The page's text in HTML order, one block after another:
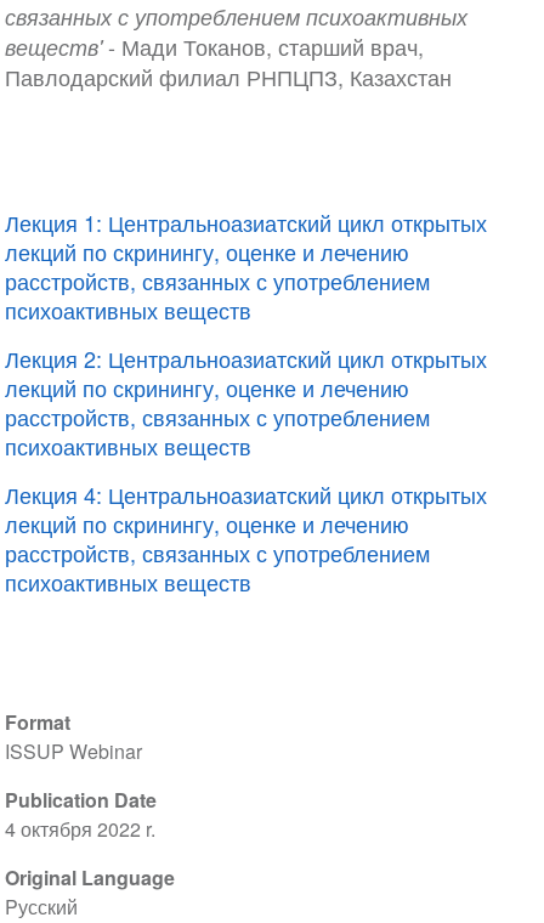
Format
ISSUP Webinar
Publication Date
4 октября 2022 r.
Original Language
Pусский
связанных с употреблением психоактивных
веществ'- Мади Токанов, старший врач,
Павлодарский филиал РНПЦПЗ, Казахстан
Лекция 1: Центральноазиатский цикл открытых
лекций по скринингу, оценке и лечению
расстройств, связанных с употреблением
психоактивных веществ
Лекция 2: Центральноазиатский цикл открытых
лекций по скринингу, оценке и лечению
расстройств, связанных с употреблением
психоактивных веществ
Лекция 4: Центральноазиатский цикл открытых
лекций по скринингу, оценке и лечению
расстройств, связанных с употреблением
психоактивных веществ